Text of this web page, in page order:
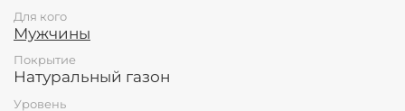
Для кого
Мужчины
Покрытие
Натуральный газон
Уровень